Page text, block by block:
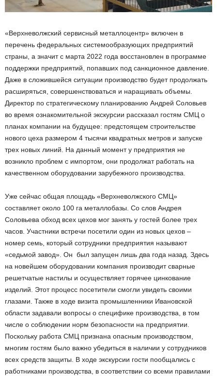
«Верхневолжский сервисный металлоцентр» включен в
перечень федеральных системообразующих предприятий
страны, а значит с марта 2022 года восстановлен в программе
поддержки предприятий, попавших под санкционное давление.
Даже в сложившейся ситуации производство будет продолжать
расширяться, совершенствоваться и наращивать объемы.
Директор по стратегическому планированию Андрей Соловьев
во время ознакомительной экскурсии рассказал гостям СМЦ о
планах компании на будущее: предстоящем строительстве
нового цеха размером 4 тысячи квадратных метров и запуске
трех новых линий. На данный момент у предприятия не
возникло проблем с импортом, они продолжат работать на
качественном оборудовании зарубежного производства.
Уже сейчас общая площадь «Верхневолжского СМЦ»
составляет около 100 га металлобазы. Со слов Андрея
Соловьева обход всех цехов мог занять у гостей более трех
часов. Участники встречи посетили один из новых цехов –
номер семь, который сотрудники предприятия называют
«седьмой завод». Он был запущен лишь два года назад. Здесь
на новейшем оборудовании компания производит сварные
решетчатые настилы и осуществляет горячее цинкование
изделий. Этот процесс посетители смогли увидеть своими
глазами. Также в ходе визита промышленники Ивановской
области задавали вопросы о специфике производства, в том
числе о соблюдении норм безопасности на предприятии.
Поскольку работа СМЦ признана опасным производством,
многим гостям было важно убедиться в наличии у сотрудников
всех средств защиты. В ходе экскурсии гости пообщались с
работниками производства, в соответствии со всеми правилами